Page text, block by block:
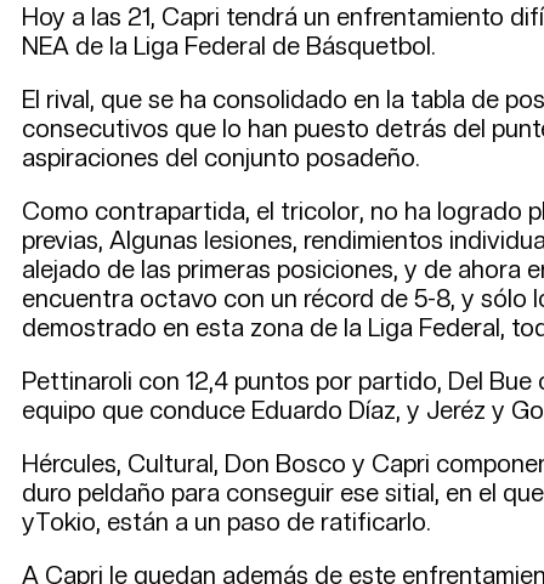
Hoy a las 21, Capri tendrá un enfrentamiento
NEA de la Liga Federal de Básquetbol.
El rival, que se ha consolidado en la tabla de
consecutivos que lo han puesto detrás del
aspiraciones del conjunto posadeño.
Como contrapartida, el tricolor, no ha logrado
previas, Algunas lesiones, rendimientos
alejado de las primeras posiciones, y de ahora
encuentra octavo con un récord de 5-8, y sólo
demostrado en esta zona de la Liga Federal,
Pettinaroli con 12,4 puntos por partido, Del
equipo que conduce Eduardo Díaz, y Jeréz y
Hércules, Cultural, Don Bosco y Capri
duro peldaño para conseguir ese sitial, en el
yTokio, están a un paso de ratificarlo.
A Capri le quedan además de este